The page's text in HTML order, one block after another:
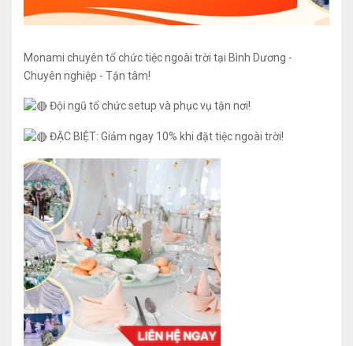
Monami chuyên tổ chức tiệc ngoài trời tại Bình Dương -
Chuyên nghiệp - Tận tâm!
Đội ngũ tổ chức setup và phục vụ tận nơi!
ĐẶC BIỆT: Giảm ngay 10% khi đặt tiệc ngoài trời!